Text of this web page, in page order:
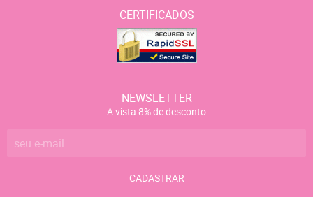
CERTIFICADOS
NEWSLETTER
A vista 8% de desconto
CADASTRAR